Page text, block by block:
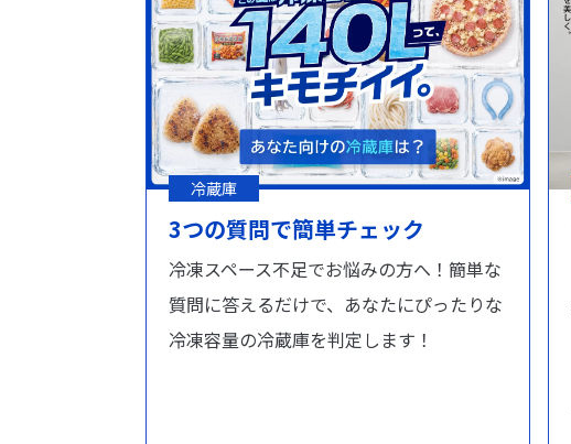
冷蔵庫
3つの質問で簡単チェック
冷凍スペース不足でお悩みの方へ！簡単な
質問に答えるだけで、あなたにぴったりな
冷凍容量の冷蔵庫を判定します！